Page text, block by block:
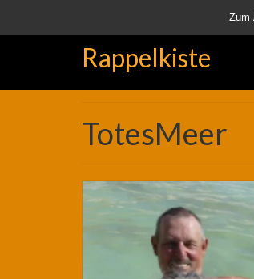
Über uns
Rappelkiste
TotesMeer
Zum